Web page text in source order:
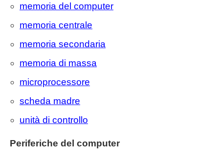
memoria del computer
memoria centrale
memoria secondaria
memoria di massa
microprocessore
scheda madre
unità di controllo
Periferiche del computer